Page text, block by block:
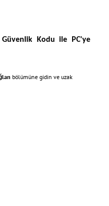
Kodu ile PC'ye
bölümüne gidin ve uzak